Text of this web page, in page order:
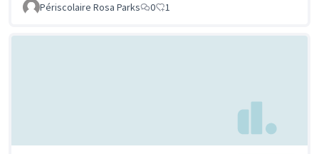
Périscolaire Rosa Parks 0 1